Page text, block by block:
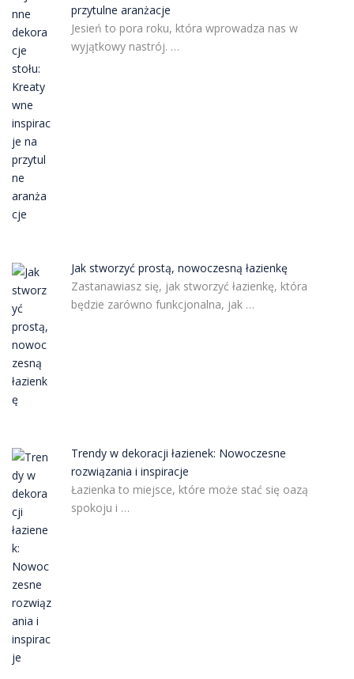
przytulne aranżacje
Jesień to pora roku, która wprowadza nas w
wyjątkowy nastrój. …
Jak stworzyć prostą, nowoczesną łazienkę
Zastanawiasz się, jak stworzyć łazienkę, która
będzie zarówno funkcjonalna, jak …
Trendy w dekoracji łazienek: Nowoczesne
rozwiązania i inspiracje
Łazienka to miejsce, które może stać się oazą
spokoju i …